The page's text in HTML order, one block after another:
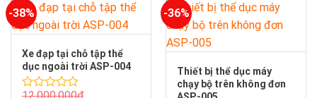
sao
-38%
Xe đạp tại chỗ tập thể
dục ngoài trời ASP-004
12.000.000₫
-36%
Thiết bị thể dục máy
chạy bộ trên không đơn